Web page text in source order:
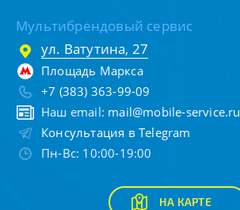
Мультибрендовый сервис
ул. Ватутина, 27
Площадь Маркса
+7 (383) 363-99-09
Наш email: mail@mobile-service.ru
Консультация в Telegram
Пн-Вс: 10:00-19:00
НА КАРТЕ